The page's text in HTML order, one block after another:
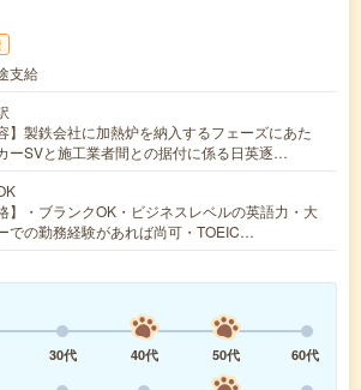
支給
】製鉄会社に加熱炉を納入するフェーズにあた
ーSVと施工業者間との据付に係る日英逐…
】・ブランクOK・ビジネスレベルの英語力・大
での勤務経験があれば尚可・TOEIC…
30代 40代 50代
60代